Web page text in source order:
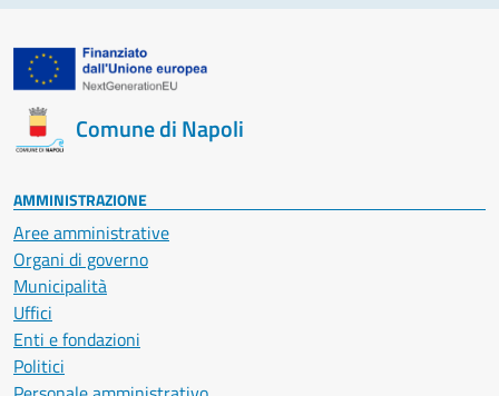
Comune di Napoli
AMMINISTRAZIONE
Aree amministrative
Organi di governo
Municipalità
Uffici
Enti e fondazioni
Politici